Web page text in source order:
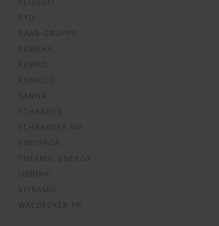
PYD
RAAB-GRUPPE
REMEHA
REMKO
ROMOLD
SANHA
SCHRÄDER
SCHRAEDER MV
SWISSPOR
THERMIC ENERGY
UBBINK
VITRAMO
WALDECKER PR